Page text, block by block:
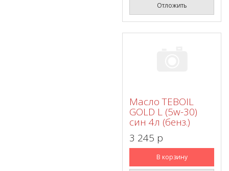
Отложить
Масло TEBOIL
GOLD L (5w-30)
син 4л (бенз.)
3 245 p
В корзину